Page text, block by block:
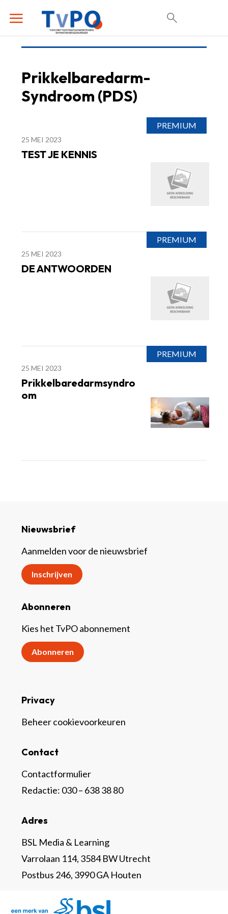
Prikkelbaredarm-
Syndroom (PDS)
25 MEI 2023
TEST JE KENNIS
25 MEI 2023
DE ANTWOORDEN
25 MEI 2023
Prikkelbaredarmsyndro
om
Nieuwsbrief
Aanmelden voor de nieuwsbrief
Inschrijven
Abonneren
Kies het TvPO abonnement
Abonneren
Adres
BSL Media & Learning
Varrolaan 114, 3584 BW Utrecht
Postbus 246, 3990 GA Houten
Contact
Contactformulier
Redactie: 030 – 638 38 80
Privacy
Beheer cookievoorkeuren